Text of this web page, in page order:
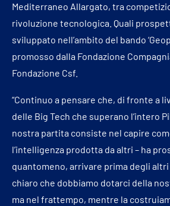
Mediterraneo Allargato, tra
rivoluzione tecnologica. Quali
sviluppato nell’ambito del bando
promosso dalla Fondazione
Fondazione Csf.
“Continuo a pensare che, di fronte a
delle Big Tech che superano l’intero
nostra partita consiste nel capire
l’intelligenza prodotta da altri – ha
quantomeno, arrivare prima degli altri
chiaro che dobbiamo dotarci della
ma nel frattempo, mentre la